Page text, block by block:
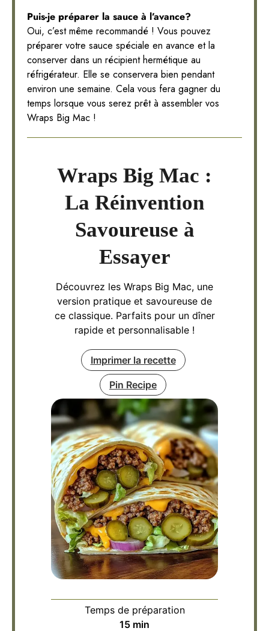
Puis-je préparer la sauce à l’avance?
Oui, c’est même recommandé ! Vous pouvez
préparer votre sauce spéciale en avance et la
conserver dans un récipient hermétique au
réfrigérateur. Elle se conservera bien pendant
environ une semaine. Cela vous fera gagner du
temps lorsque vous serez prêt à assembler vos
Wraps Big Mac !
Wraps Big Mac :
La Réinvention
Savoureuse à
Essayer
Découvrez les Wraps Big Mac, une
version pratique et savoureuse de
ce classique. Parfaits pour un dîner
rapide et personnalisable !
Imprimer la recette
Pin Recipe
Temps de préparation
15minutes
min